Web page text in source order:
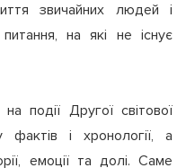
звичайних людей і
на які не існує
події Другої світової
і хронології, а
емоції та долі. Саме